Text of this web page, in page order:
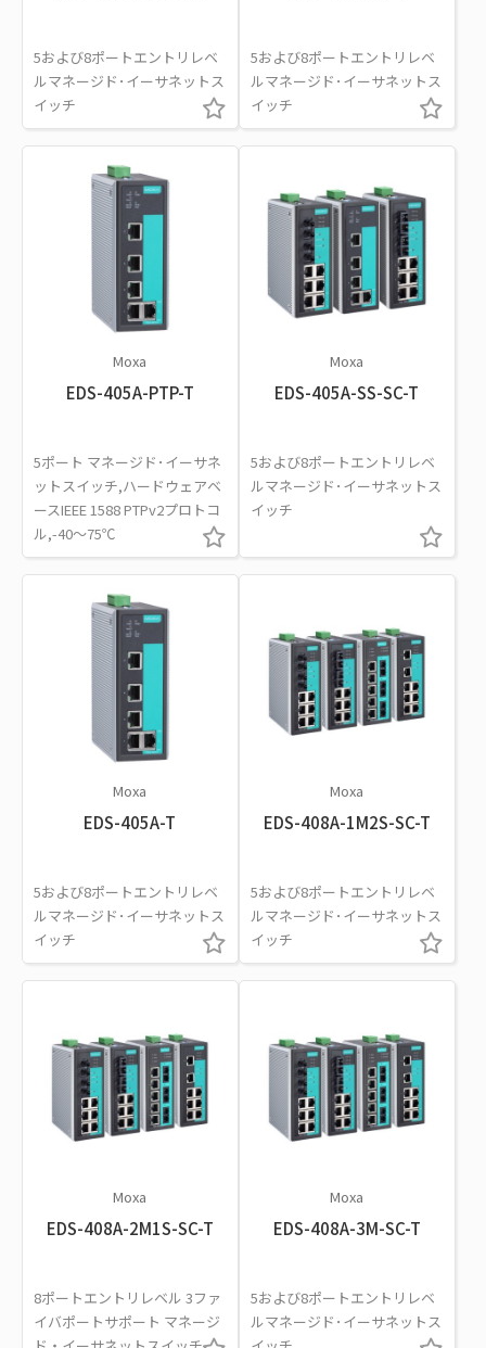
5および8ポートエントリレベ
ルマネージド･イーサネットス
イッチ
5および8ポートエントリレベ
ルマネージド･イーサネットス
イッチ
Moxa
EDS-405A-PTP-T
5ポート マネージド･イーサネ
ットスイッチ,ハードウェアベ
ースIEEE 1588 PTPv2プロトコ
ル,-40～75℃
Moxa
EDS-405A-SS-SC-T
5および8ポートエントリレベ
ルマネージド･イーサネットス
イッチ
Moxa
EDS-405A-T
5および8ポートエントリレベ
ルマネージド･イーサネットス
イッチ
Moxa
EDS-408A-1M2S-SC-T
5および8ポートエントリレベ
ルマネージド･イーサネットス
イッチ
Moxa
EDS-408A-2M1S-SC-T
8ポートエントリレベル 3ファ
イバポートサポート マネージ
Moxa
EDS-408A-3M-SC-T
5および8ポートエントリレベ
ルマネージド･イーサネットス